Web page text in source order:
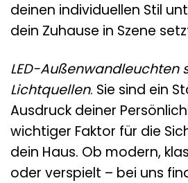
deinen individuellen Stil
dein Zuhause in Szene
LED-Außenwandleuchten
Lichtquellen. Sie sind ein
Ausdruck deiner
wichtiger Faktor für die
dein Haus. Ob modern,
oder verspielt – bei uns